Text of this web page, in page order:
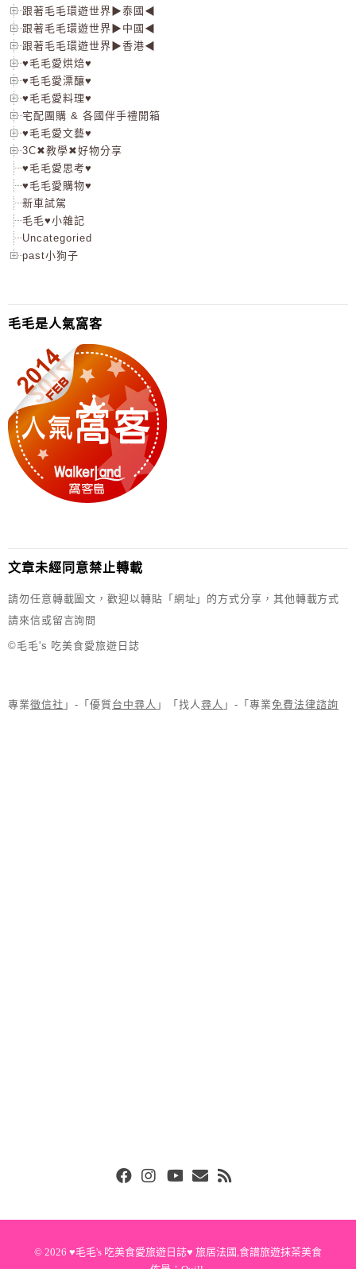
跟著毛毛環遊世界▶泰國◀
跟著毛毛環遊世界▶中國◀
跟著毛毛環遊世界▶香港◀
♥毛毛愛烘焙♥
♥毛毛愛漂釀♥
♥毛毛愛料理♥
宅配團購 & 各國伴手禮開箱
♥毛毛愛文藝♥
3C✖教學✖好物分享
♥毛毛愛思考♥
♥毛毛愛購物♥
新車試駕
毛毛♥小雜記
Uncategoried
past小狗子
毛毛是人氣窩客
文章未經同意禁止轉載
請勿任意轉載圖文，歡迎以轉貼「網址」的方式分享，其他轉載方式
請來信或留言詢問
©毛毛's 吃美食愛旅遊日誌
專業徵信社 」-「優質台中尋人 」「找人 尋人 」-「專業免費法律諮詢
© 2026 ♥毛毛's 吃美食愛旅遊日誌♥ 旅居法國,食譜旅遊抹茶美食